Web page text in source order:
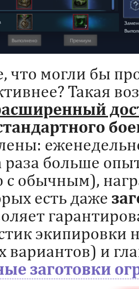
что могли бы
Такая
раза больше
с обычным),
есть даже
экипировки
вариантов) и
заготовки